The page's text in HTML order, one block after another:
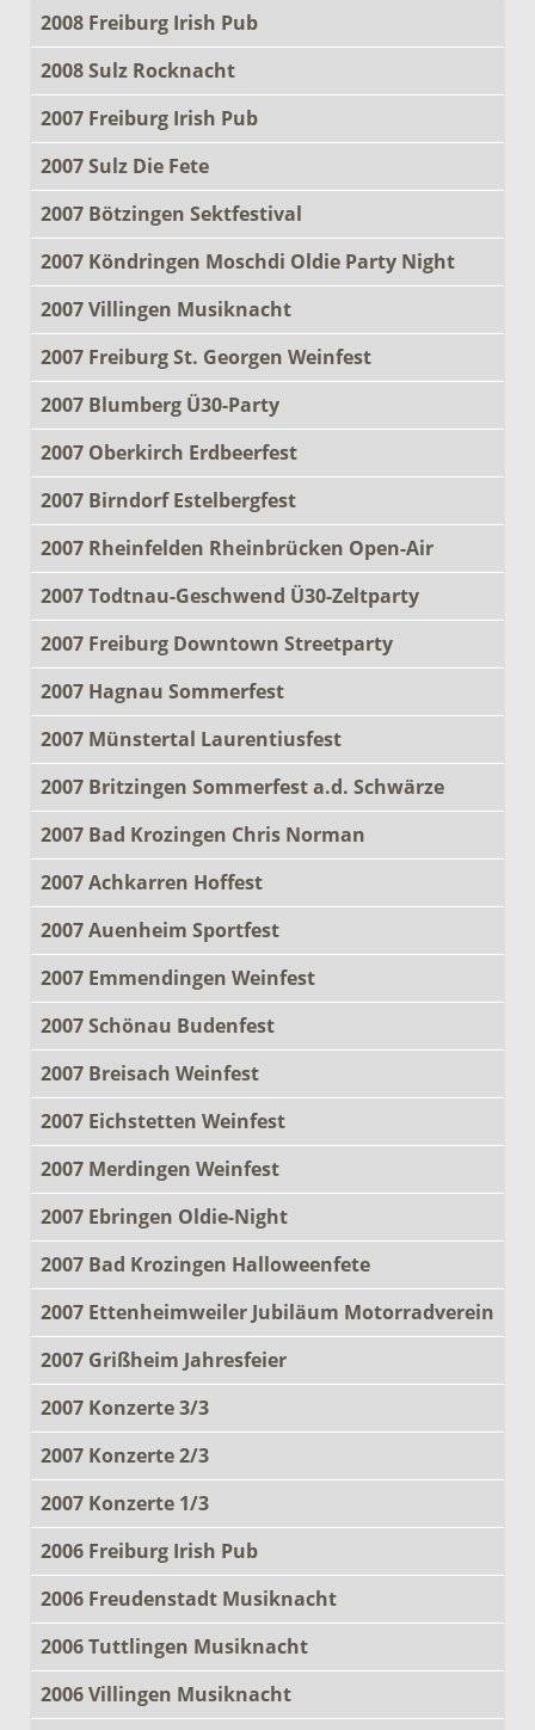
2008 Freiburg Irish Pub
2008 Sulz Rocknacht
2007 Freiburg Irish Pub
2007 Sulz Die Fete
2007 Bötzingen Sektfestival
2007 Köndringen Moschdi Oldie Party Night
2007 Villingen Musiknacht
2007 Freiburg St. Georgen Weinfest
2007 Blumberg Ü30-Party
2007 Oberkirch Erdbeerfest
2007 Birndorf Estelbergfest
2007 Rheinfelden Rheinbrücken Open-Air
2007 Todtnau-Geschwend Ü30-Zeltparty
2007 Freiburg Downtown Streetparty
2007 Hagnau Sommerfest
2007 Münstertal Laurentiusfest
2007 Britzingen Sommerfest a.d. Schwärze
2007 Bad Krozingen Chris Norman
2007 Achkarren Hoffest
2007 Auenheim Sportfest
2007 Emmendingen Weinfest
2007 Schönau Budenfest
2007 Breisach Weinfest
2007 Eichstetten Weinfest
2007 Merdingen Weinfest
2007 Ebringen Oldie-Night
2007 Bad Krozingen Halloweenfete
2007 Ettenheimweiler Jubiläum Motorradverein
2007 Grißheim Jahresfeier
2007 Konzerte 3/3
2007 Konzerte 2/3
2007 Konzerte 1/3
2006 Freiburg Irish Pub
2006 Freudenstadt Musiknacht
2006 Tuttlingen Musiknacht
2006 Villingen Musiknacht